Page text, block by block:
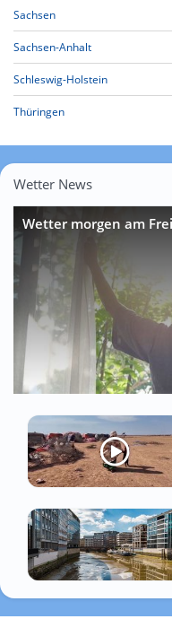
Sachsen
Sachsen-Anhalt
Schleswig-Holstein
Thüringen
Wetter News
Wetter morgen am